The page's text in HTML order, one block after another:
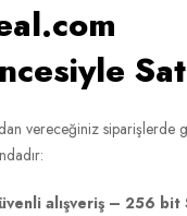
vereceğiniz siparişlerde
alışveriş – 256 bit